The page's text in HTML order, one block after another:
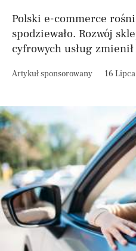
Polski e-commerce
spodziewało. Rozwój
cyfrowych usług
Artykuł sponsorowany 16